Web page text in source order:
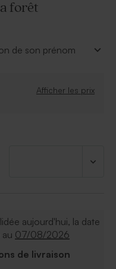
forêt
de son prénom
polyester
Afficher les prix
aujourd'hui, la date
07/08/2026
de livraison